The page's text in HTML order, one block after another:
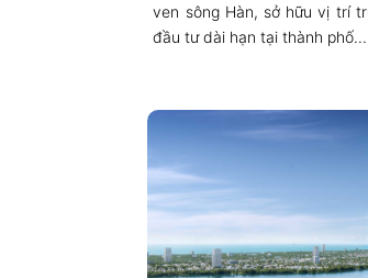
ven sông Hàn, sở hữu vị trí
đầu tư dài hạn tại thành phố...